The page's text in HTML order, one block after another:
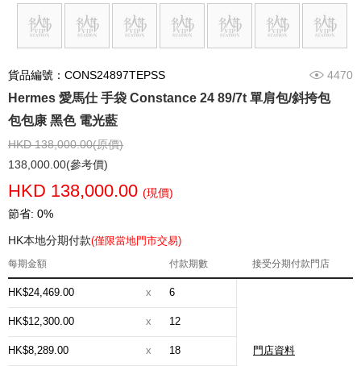
貨品編號：CONS24897TEPSS 4470
Hermes 愛馬仕 手袋 Constance 24 89/7t 單肩包/斜挎包
包包康 黑色 電光藍
HKD 138,000.00(原價)
138,000.00(參考價)
HKD 138,000.00 (現價)
節省: 0%
HK本地分期付款(僅限當地門市交易)
每期金額 付款期數 接受分期付款門店
HK$24,469.00 x 6
門店資料
HK$12,300.00 x 12
HK$8,289.00 x 18